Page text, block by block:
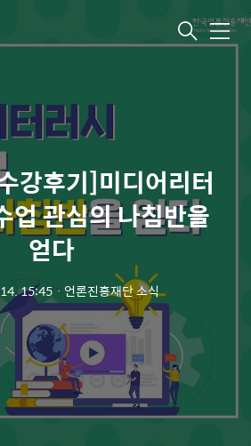
메
뉴
강후기]미디어리터
업 관심의 나침반을
얻다
15:45ㆍ 언론진흥재단 소식